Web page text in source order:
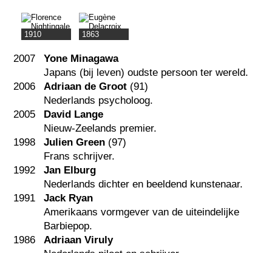
1910 1863
2007
Yone Minagawa
Japans (bij leven) oudste persoon ter wereld.
2006
Adriaan de Groot (91)
Nederlands psycholoog.
2005
David Lange
Nieuw-Zeelands premier.
1998
Julien Green (97)
Frans schrijver.
1992
Jan Elburg
Nederlands dichter en beeldend kunstenaar.
1991
Jack Ryan
Amerikaans vormgever van de uiteindelijke
Barbiepop.
1986
Adriaan Viruly